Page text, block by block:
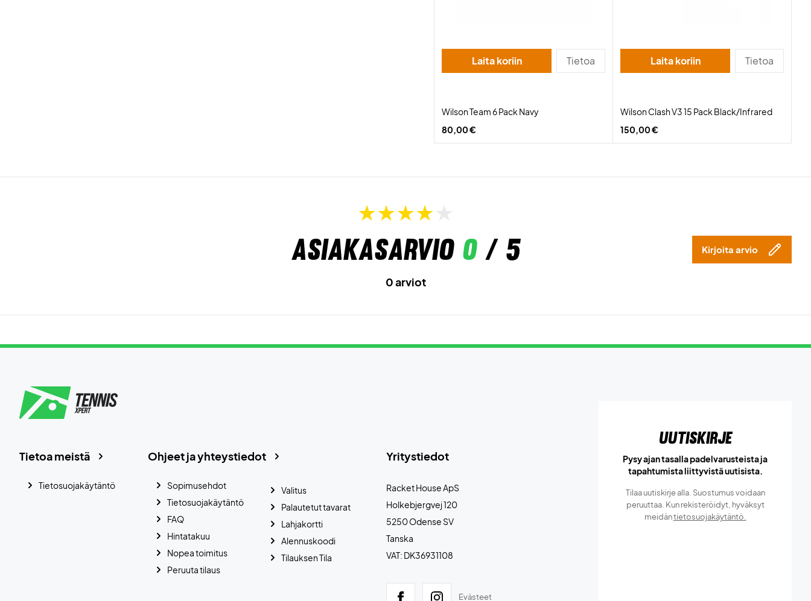
Laita koriin Tietoa
Wilson Team 6 Pack Navy
80,00 €
Laita koriin Tietoa
Wilson Clash V3 15 Pack Black/Infrared
150,00 €
Asiakasarvio 0/ 5 Kirjoita arvio
0 arviot
Yritystiedot
Racket House ApS
Holkebjergvej 120
5250 Odense SV
Tanska
VAT: DK36931108
Evästeet
Ohjeet ja yhteystiedot
Sopimusehdot
Tietosuojakäytäntö
FAQ
Hintatakuu
Nopea toimitus
Peruuta tilaus
Valitus
Palautetut tavarat
Lahjakortti
Alennuskoodi
Tilauksen Tila
Tietoa meistä
Tietosuojakäytäntö
Uutiskirje
Pysy ajan tasalla padelvarusteista ja
tapahtumista liittyvistä uutisista.
Tilaa uutiskirje alla. Suostumus voidaan
peruuttaa. Kun rekisteröidyt, hyväksyt
meidäntietosuojakäytäntö.